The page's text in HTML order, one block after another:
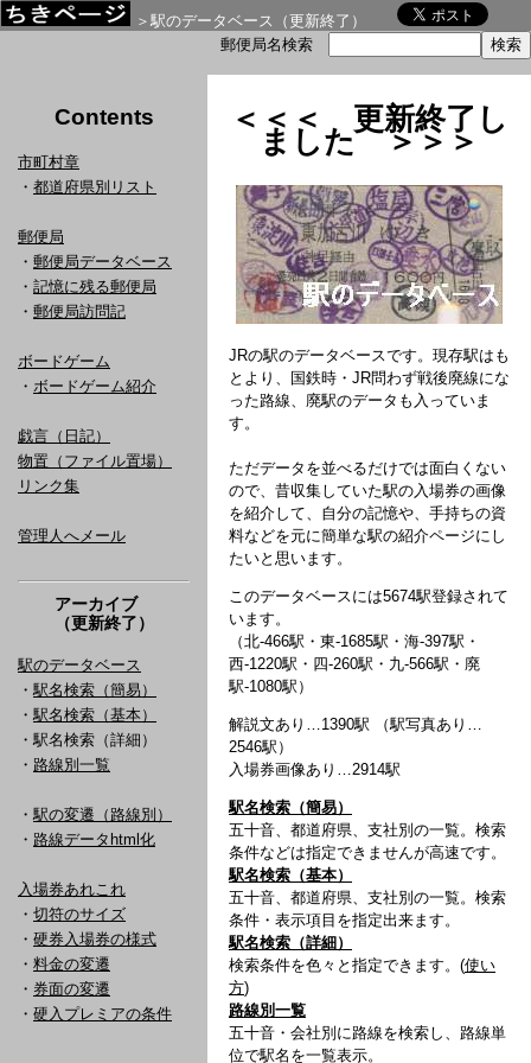
＞駅のデータベース（更新終了）
郵便局名検索
Contents
市町村章
・ 都道府県別リスト
郵便局
・ 郵便局データベース
・ 記憶に残る郵便局
・ 郵便局訪問記
ボードゲーム
・ ボードゲーム紹介
戯言（日記）
物置（ファイル置場）
リンク集
管理人へメール
アーカイブ
（更新終了）
駅のデータベース
・ 駅名検索（簡易）
・ 駅名検索（基本）
・駅名検索（詳細）
・ 路線別一覧
・ 駅の変遷（路線別）
・ 路線データhtml化
入場券あれこれ
・ 切符のサイズ
・ 硬券入場券の様式
・ 料金の変遷
・ 券面の変遷
・ 硬入プレミアの条件
＜＜＜ 更新終了し
ました ＞＞＞
JRの駅のデータベースです。現存駅はも
とより、国鉄時・JR問わず戦後廃線にな
った路線、廃駅のデータも入っていま
す。
ただデータを並べるだけでは面白くない
ので、昔収集していた駅の入場券の画像
を紹介して、自分の記憶や、手持ちの資
料などを元に簡単な駅の紹介ページにし
たいと思います。
このデータベースには5674駅登録されて
います。
（北-466駅・東-1685駅・海-397駅・
西-1220駅・四-260駅・九-566駅・廃
駅-1080駅）
解説文あり…1390駅 （駅写真あり…
2546駅）
入場券画像あり…2914駅
駅名検索（簡易）
五十音、都道府県、支社別の一覧。検索
条件などは指定できませんが高速です。
駅名検索（基本）
五十音、都道府県、支社別の一覧。検索
条件・表示項目を指定出来ます。
駅名検索（詳細）
検索条件を色々と指定できます。(使い
方)
路線別一覧
五十音・会社別に路線を検索し、路線単
位で駅名を一覧表示。